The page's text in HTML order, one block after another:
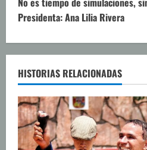
e
l
e
y
e
Presidenta: Ana Lilia Rivera
HISTORIAS RELACIONADAS